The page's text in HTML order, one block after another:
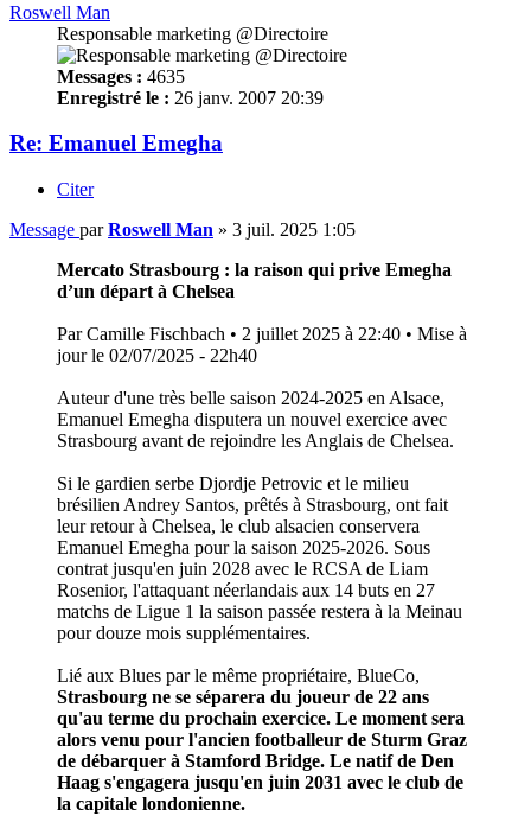
Roswell Man
Responsable marketing @Directoire
Messages : 4635
Enregistré le : 26 janv. 2007 20:39
Re: Emanuel Emegha
Citer
Message parRoswell Man » 3 juil. 2025 1:05
Mercato Strasbourg : la raison qui prive Emegha
d’un départ à Chelsea
Par Camille Fischbach • 2 juillet 2025 à 22:40 • Mise à
jour le 02/07/2025 - 22h40
Auteur d'une très belle saison 2024-2025 en Alsace,
Emanuel Emegha disputera un nouvel exercice avec
Strasbourg avant de rejoindre les Anglais de Chelsea.
Si le gardien serbe Djordje Petrovic et le milieu
brésilien Andrey Santos, prêtés à Strasbourg, ont fait
leur retour à Chelsea, le club alsacien conservera
Emanuel Emegha pour la saison 2025-2026. Sous
contrat jusqu'en juin 2028 avec le RCSA de Liam
Rosenior, l'attaquant néerlandais aux 14 buts en 27
matchs de Ligue 1 la saison passée restera à la Meinau
pour douze mois supplémentaires.
Lié aux Blues par le même propriétaire, BlueCo,
Strasbourg ne se séparera du joueur de 22 ans
qu'au terme du prochain exercice. Le moment sera
alors venu pour l'ancien footballeur de Sturm Graz
de débarquer à Stamford Bridge. Le natif de Den
Haag s'engagera jusqu'en juin 2031 avec le club de
la capitale londonienne.